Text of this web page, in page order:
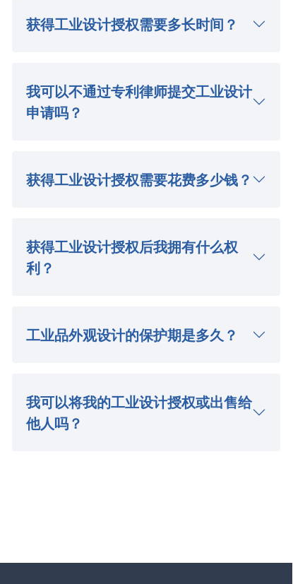
获得工业设计授权需要多长时间？
我可以不通过专利律师提交工业设计
申请吗？
获得工业设计授权需要花费多少钱？
获得工业设计授权后我拥有什么权
利？
工业品外观设计的保护期是多久？
我可以将我的工业设计授权或出售给
他人吗？